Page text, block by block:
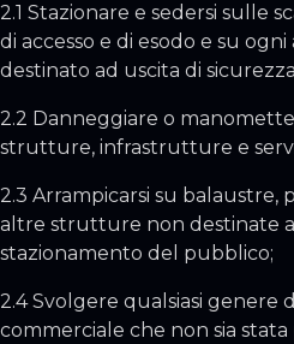
2.1 Stazionare e sedersi sulle
di accesso e di esodo e su
destinato ad uscita di
2.2 Danneggiare o
strutture, infrastrutture e
2.3 Arrampicarsi su balaustre,
altre strutture non destinate
stazionamento del pubblico;
2.4 Svolgere qualsiasi genere
commerciale che non sia